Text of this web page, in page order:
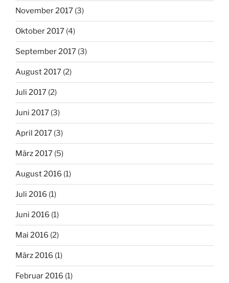
November 2017 (3)
Oktober 2017 (4)
September 2017 (3)
August 2017 (2)
Juli 2017 (2)
Juni 2017 (3)
April 2017 (3)
März 2017 (5)
August 2016 (1)
Juli 2016 (1)
Juni 2016 (1)
Mai 2016 (2)
März 2016 (1)
Februar 2016 (1)